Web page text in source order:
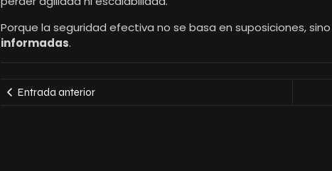
Porque la seguridad efectiva no se basa en suposiciones,
informadas.
Entrada anterior